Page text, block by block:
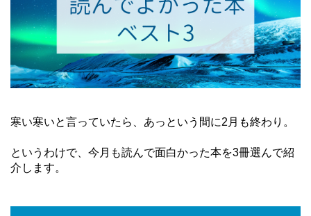
寒い寒いと言っていたら、あっという間に2月も終わり。
というわけで、今月も読んで面白かった本を3冊選んで紹
介します。